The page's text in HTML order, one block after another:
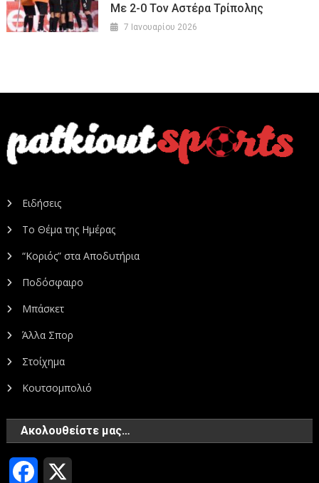
Με 2-0 Τον Αστέρα Τρίπολης
7 Ιανουαρίου 2026
Ειδήσεις
Το Θέμα της Ημέρας
“Κοριός” στα Αποδυτήρια
Ποδόσφαιρο
Μπάσκετ
Άλλα Σπορ
Στοίχημα
Κουτσομπολιό
Ακολουθείστε μας…
Facebook